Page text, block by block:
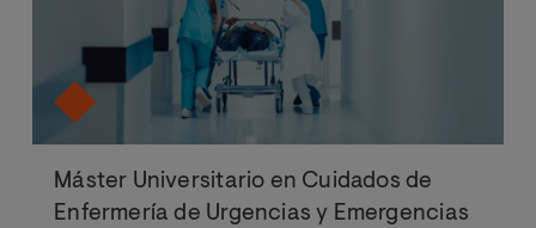
Máster Universitario en Cuidados de
Enfermería de Urgencias y Emergencias